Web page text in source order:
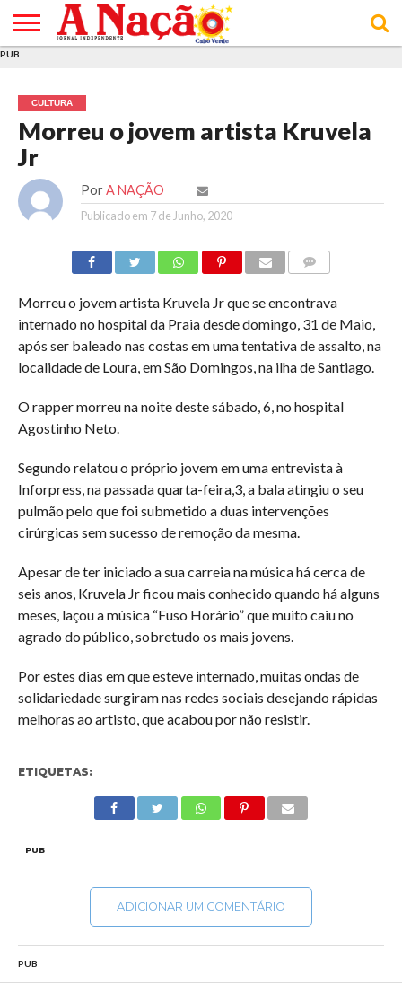
E DE
COOKIES
DE
UTILIZAÇÃO
PUB
CULTURA
Morreu o jovem artista Kruvela
Jr
Por A NAÇÃO
Publicado em 7 de Junho, 2020
Morreu o jovem artista Kruvela Jr que se encontrava
internado no hospital da Praia desde domingo, 31 de Maio,
após ser baleado nas costas em uma tentativa de assalto, na
localidade de Loura, em São Domingos, na ilha de Santiago.
O rapper morreu na noite deste sábado, 6, no hospital
Agostinho Neto.
Segundo relatou o próprio jovem em uma entrevista à
Inforpress, na passada quarta-feira,3, a bala atingiu o seu
pulmão pelo que foi submetido a duas intervenções
cirúrgicas sem sucesso de remoção da mesma.
Apesar de ter iniciado a sua carreia na música há cerca de
seis anos, Kruvela Jr ficou mais conhecido quando há alguns
meses, laçou a música “Fuso Horário” que muito caiu no
agrado do público, sobretudo os mais jovens.
Por estes dias em que esteve internado, muitas ondas de
solidariedade surgiram nas redes sociais desejando rápidas
melhoras ao artisto, que acabou por não resistir.
ETIQUETAS:
PUB
ADICIONAR UM COMENTÁRIO
PUB